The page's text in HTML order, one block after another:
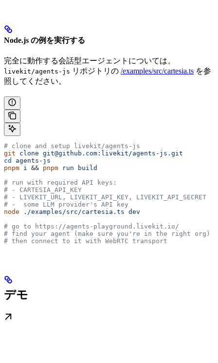
Node.js の例を実行する
完全に動作する会話型エージェントについては、
livekit/agents-js リポジトリの /examples/src/cartesia.ts を参
照してください。
# clone and setup livekit/agents-js
git clone git@github.com:livekit/agents-js.git
cd
agents-js
pnpm i && pnpm run build
# run with required API keys:
# - CARTESIA_API_KEY
# - LIVEKIT_URL, LIVEKIT_API_KEY, LIVEKIT_API_SECRET
# -  some LLM provider's API key
node ./examples/src/cartesia.ts dev
# go to https://agents-playground.livekit.io/
# find your agent (make sure you're in the right org)
# then connect to it with WebRTC transport
デモ